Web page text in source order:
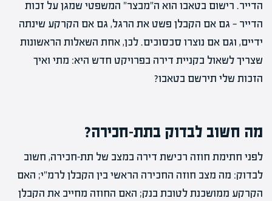
הדייר. רישום בטאבו הוא ה"מבצר" המשפטי שמגן על זכות
הדייר — גם אם הקבלן פשט את הרגל, גם אם הקרקע שינתה
ידיים, וגם אם נוצרו סכסוכים. לכן, אחת השאלות הראשונות
שצריך לשאול בקניית דירה בפרויקט חדש היא: מתי ואיך
הזכות שלי תירשם בטאבו?
מה חשוב לבדוק בתת-חכירה?
לפני חתימת חוזה רכישת דירה במצב של תת-חכירה, חשוב
לבדוק: מה מצב חוזה החכירה הראשי בין הקבלן לרמ"י; האם
הקרקע ממושכנת לטובת בנק; האם החוזה מחייב את הקבלן